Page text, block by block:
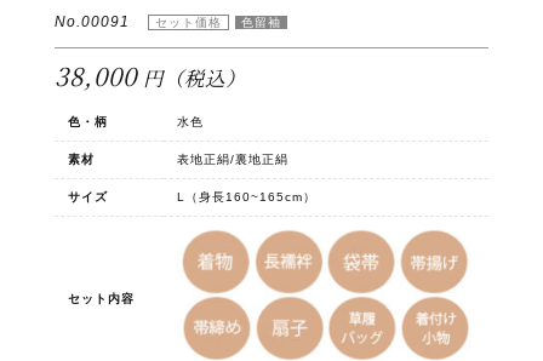
No.00091
38,000円（税込）
色・柄 水色
素材 表地正絹/裏地正絹
サイズ L（身長160~165cm）
セット内容